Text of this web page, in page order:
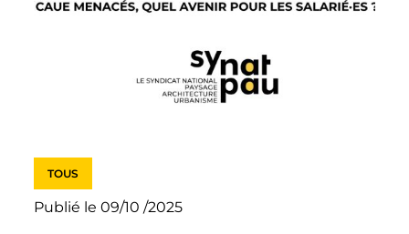
TOUS
Publié le 09/10 /2025